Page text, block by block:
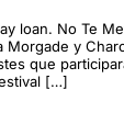
loan. No Te
Morgade y
que
[…]